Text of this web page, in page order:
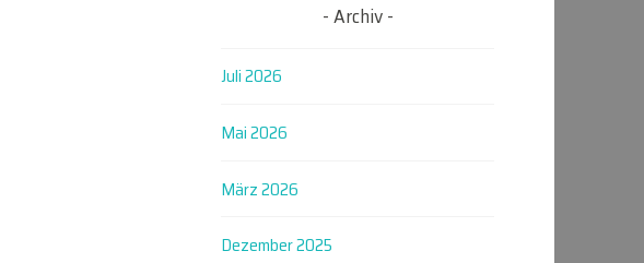
Archiv
Juli 2026
Mai 2026
März 2026
Dezember 2025